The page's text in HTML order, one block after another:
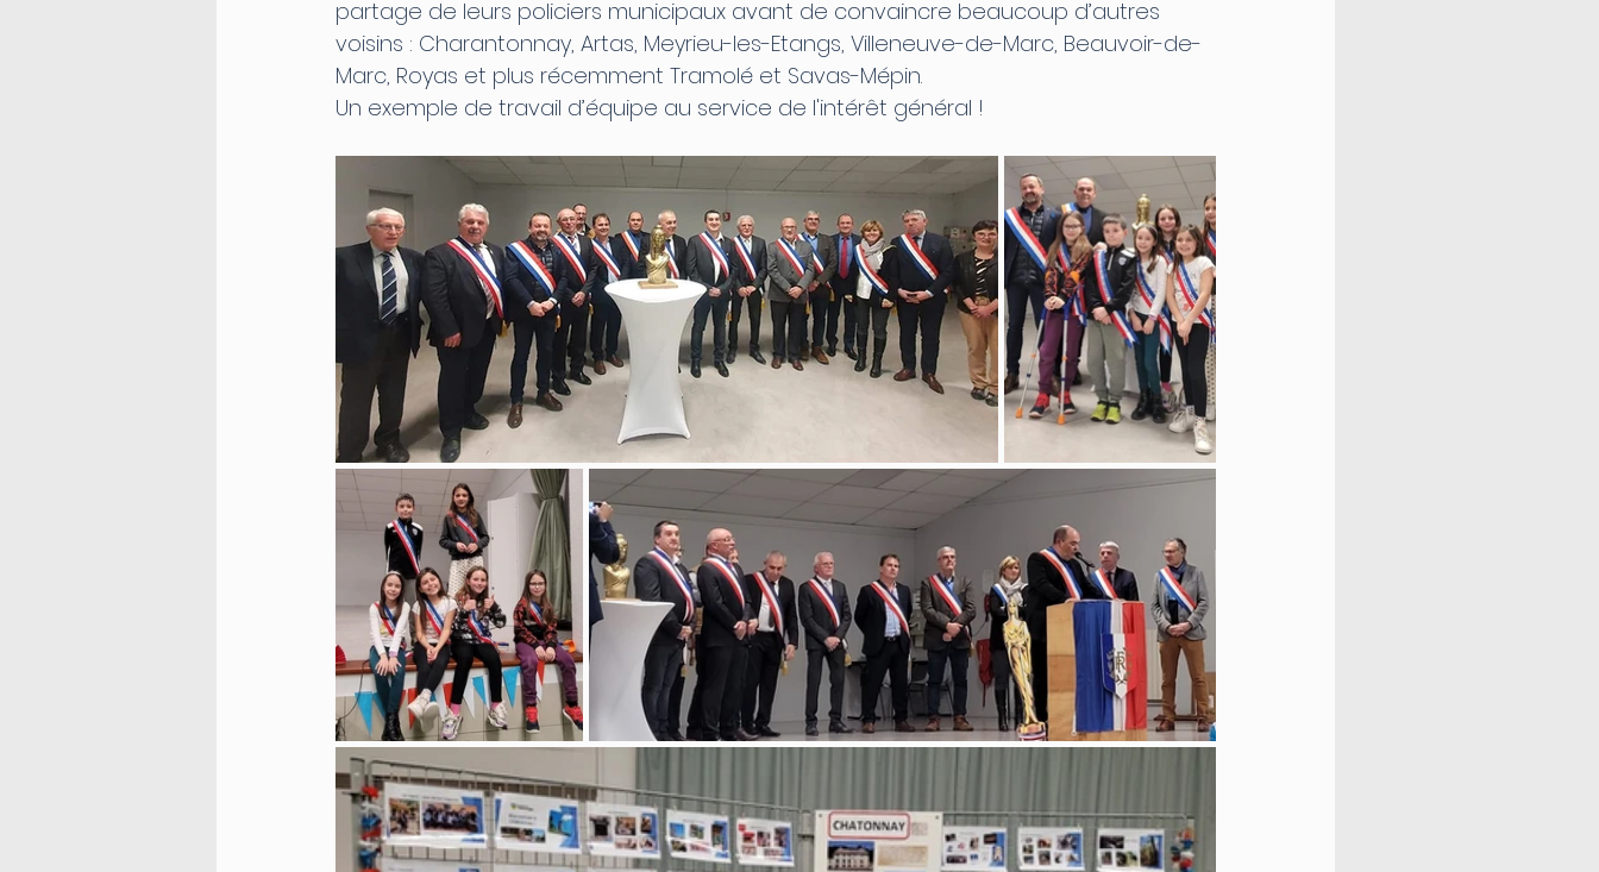
partage de leurs policiers municipaux avant de convaincre beaucoup d’autres
voisins : Charantonnay, Artas, Meyrieu-les-Etangs, Villeneuve-de-Marc, Beauvoir-de-
Marc, Royas et plus récemment Tramolé et Savas-Mépin.
Un exemple de travail d’équipe au service de l'intérêt général !